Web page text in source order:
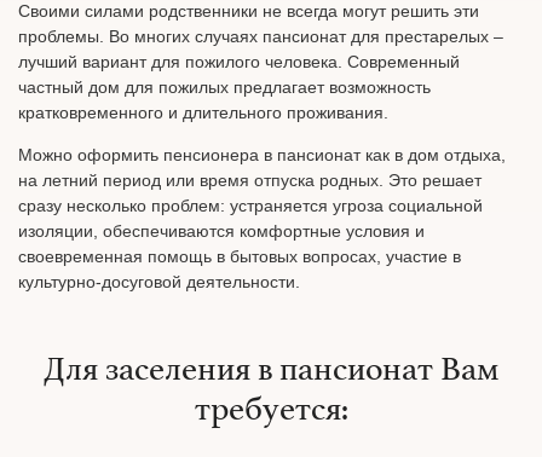
Своими силами родственники не всегда могут решить эти
проблемы. Во многих случаях пансионат для престарелых –
лучший вариант для пожилого человека. Современный
частный дом для пожилых предлагает возможность
кратковременного и длительного проживания.
Можно оформить пенсионера в пансионат как в дом отдыха,
на летний период или время отпуска родных. Это решает
сразу несколько проблем: устраняется угроза социальной
изоляции, обеспечиваются комфортные условия и
своевременная помощь в бытовых вопросах, участие в
культурно-досуговой деятельности.
Для заселения в пансионат Вам
требуется: